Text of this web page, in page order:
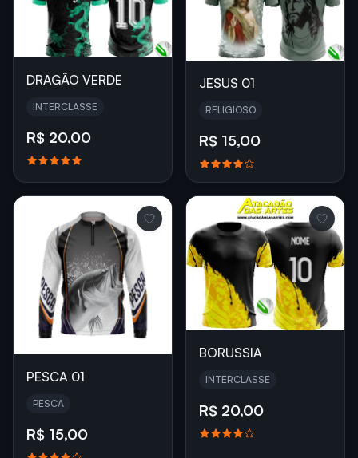
DRAGÃO VERDE
INTERCLASSE
R$ 20,00
JESUS 01
RELIGIOSO
R$ 15,00
PESCA 01
PESCA
R$ 15,00
BORUSSIA
INTERCLASSE
R$ 20,00